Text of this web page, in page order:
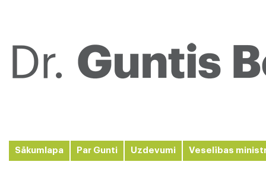
Sākumlapa Par Gunti Uzdevumi Veselības